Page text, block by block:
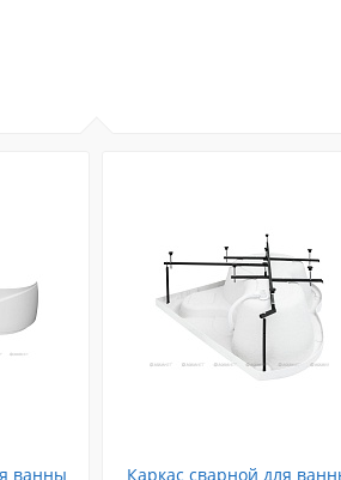
ванны Каркас сварной для